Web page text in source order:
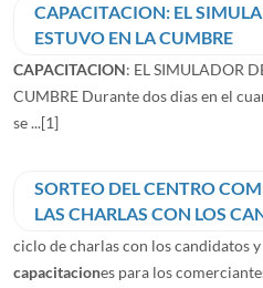
CAPACITACION: EL
ESTUVO EN LA CUMBRE
CAPACITACION: EL SIMULADOR
CUMBRE Durante dos dias en el
se ...[1]
SORTEO DEL CENTRO
LAS CHARLAS CON LOS
ciclo de charlas con los candidatos
capacitaciones para los